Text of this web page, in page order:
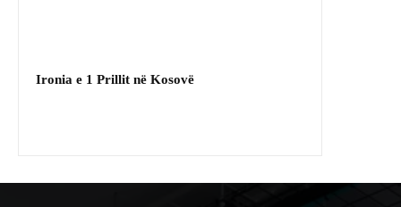
Ironia e 1 Prillit në Kosovë